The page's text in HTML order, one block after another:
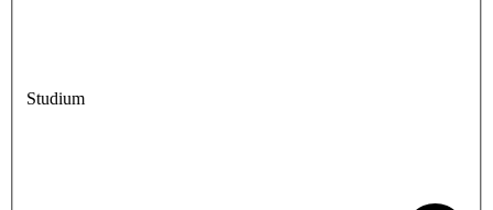
Studium